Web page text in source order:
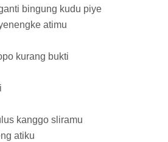
bingung kudu piye
atimu
kurang bukti
kanggo sliramu
atiku